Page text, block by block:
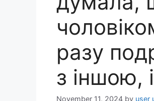
разу
з іншою,
November 11, 2024 by user